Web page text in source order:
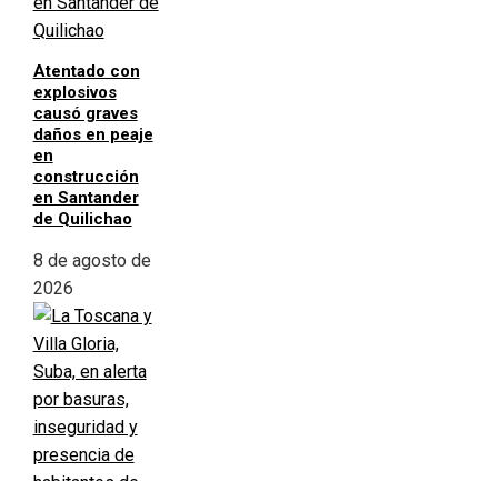
Atentado con
explosivos
causó graves
daños en peaje
en
construcción
en Santander
de Quilichao
8 de agosto de
2026